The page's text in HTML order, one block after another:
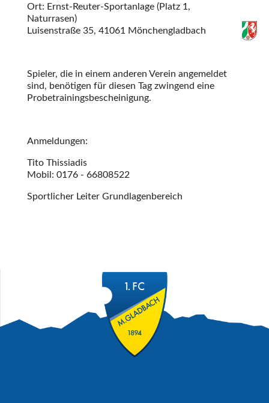
Ort: Ernst-Reuter-Sportanlage (Platz 1,
Naturrasen)
Luisenstraße 35, 41061 Mönchengladbach
Spieler, die in einem anderen Verein angemeldet
sind, benötigen für diesen Tag zwingend eine
Probetrainingsbescheinigung.
Anmeldungen:
Tito Thissiadis
Mobil: 0176 - 66808522
Sportlicher Leiter Grundlagenbereich